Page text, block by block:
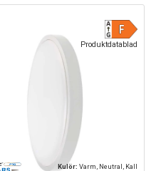
Produktdatablad
Kulör: Varm, Neutral, Kall